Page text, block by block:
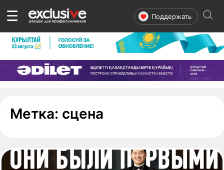
☰ Поддержать
Метка: сцена